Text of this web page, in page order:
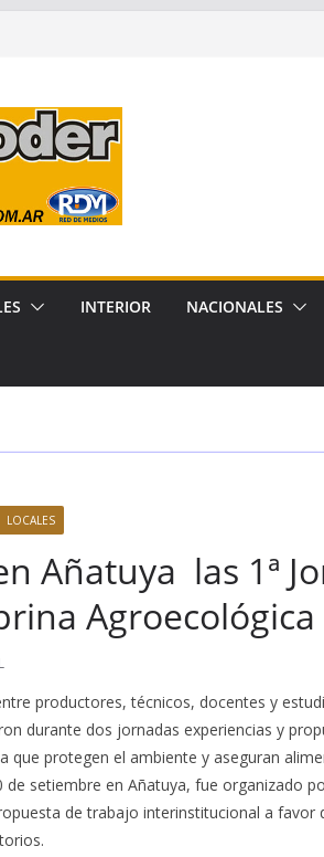
INTERIOR NACIONALES
LOCALES
Añatuya las 1ª
productores, técnicos, docentes y
durante dos jornadas experiencias y
que protegen el ambiente y aseguran
de setiembre en Añatuya, fue organizado
de trabajo interinstitucional a favor